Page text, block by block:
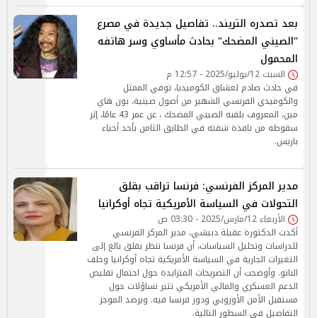
بعد تصدره التريند.. تفاصيل جديدة في مصرع
"الصيني المضحك" بحادث مأساوي وسر هاتفه
المحمول
السبت 12/يوليو/2025 - 12:57 م
في حادث صادم لعشاق الكوميديا، توفي الممثل
والكوميدي الفرنسي الشهير من أصول صينية، بون هاي
مين، المعروف بلقبه الصيني المضحك ، عن عمر 43 عامًا، إثر
سقوطه من نافذة شقته في الطابق الثامن بأحد أحياء
باريس.
مدير المركز الفرنسي: فرنسا تراقب بقلق
التحولات في السياسة الأمريكية تجاه أوكرانيا
الأربعاء 12/مارس/2025 - 03:30 ص
أكدت الدكتورة عقيلة دبيشي، مدير المركز الفرنسي
للدراسات وتحليل السياسات، أن فرنسا تنظر بقلق بالغ إلى
التغيرات الجارية في السياسة الأمريكية تجاه أوكرانيا وحلف
الناتو. وأوضحت أن التصريحات المتزايدة حول احتمال تقليص
الدعم العسكري والمالي الأمريكي تثير تساؤلات حول
مستقبل الأمن الأوروبي ودور فرنسا فيه. ويرصد الموجز
التفاصيل في السطور التالية.